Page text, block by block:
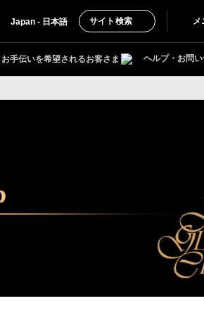
Japan - 日本語 サイト検索 メ
お手伝いを希望されるお客さま ヘルプ・お問